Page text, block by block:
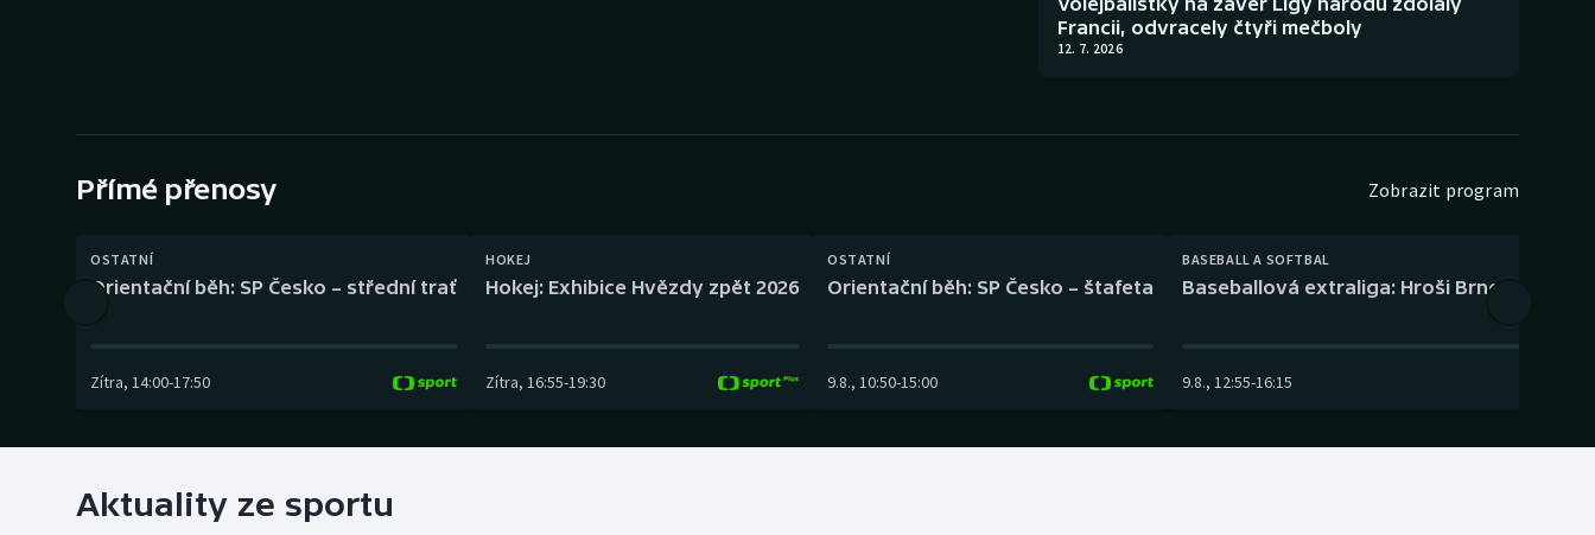
Gymnastika Plážový volejbal
Francii, odvracely čtyři mečboly
12. 7. 2026
Přímé přenosy Zobrazit program
OSTATNÍ
Orientační běh: SP Česko – střední trať
Zítra, 14:00-17:50
HOKEJ
Hokej: Exhibice Hvězdy zpět 2026
Zítra, 16:55-19:30
OSTATNÍ
Orientační běh: SP Česko – štafeta
9.8., 10:50-15:00
BASEBALL A SOFTBAL
Baseballová extraliga: Hroši Brno – Eagles
9.8., 12:55-16:15
Aktuality ze sportu